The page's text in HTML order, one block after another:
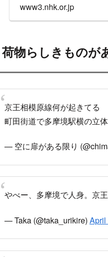
www3.nhk.or.jp
荷物らしきものが
京王相模原線何が起きてる
町田街道で多摩境駅横の立
— 空に扉がある限り
やべー、多摩境で人身。京
— Taka (@taka_urikire) April